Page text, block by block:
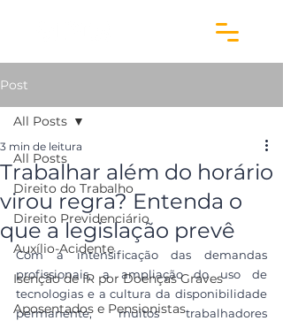
Post
All Posts
Direito do Trabalho
Direito Previdenciário
Auxílio-Acidente
Isenção de IR por Doenças Graves
Aposentados e Pensionistas
All Posts
Trabalhar além do horário
virou regra? Entenda o
que a legislação prevê
3 min de leitura
Com a intensificação das demandas
profissionais, a ampliação do uso de
tecnologias e a cultura da disponibilidade
permanente, muitos trabalhadores